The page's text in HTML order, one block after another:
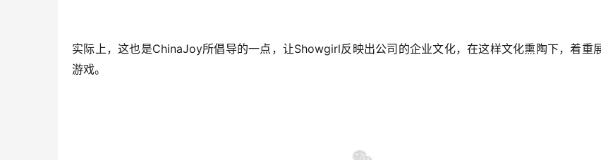
实际上，这也是ChinaJoy所倡导的一点，让Showgirl反映出公司的企业文化，在这样文化熏陶下，着重
游戏。